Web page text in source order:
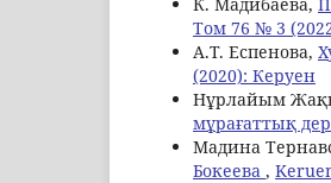
Том 76 № 3
А.Т. Еспенова,
(2020): Керуен
Нұрлайым
мұрағаттық
Мадина
Бокеева ,